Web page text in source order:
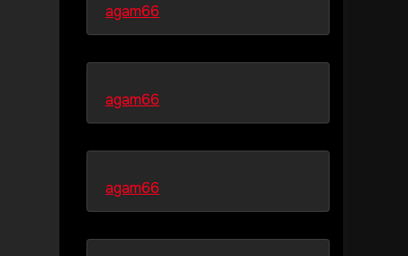
agam66
agam66
agam66